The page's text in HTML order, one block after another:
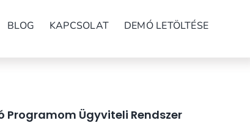
BLOG KAPCSOLAT DEMÓ LETÖLTÉSE
Programom Ügyviteli Rendszer